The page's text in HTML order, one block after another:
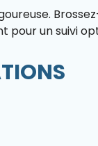
pour un suivi